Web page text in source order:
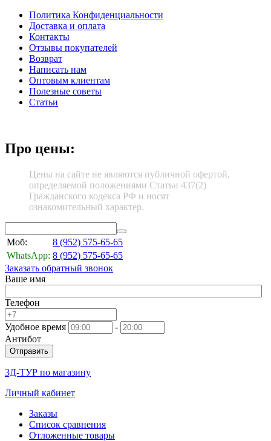
Политика Конфиденциальности
Доставка и оплата
Контакты
Отзывы покупателей
Возврат
Написать нам
Оптовым клиентам
Полезные советы
Статьи
Про цены:
Цены на сайте не являются публичной офертой,
определяемой положениями Статьи 437(2)
Гражданского кодекса РФ и носят
ознакомительный характер.
Моб: 8 (952) 575-65-65
WhatsApp: 8 (952) 575-65-65
Заказать обратный звонок
Ваше имя
Телефон
Удобное время
-
Антибот
Отправить
3Д-ТУР по магазину
Личный кабинет
Заказы
Список сравнения
Отложенные товары